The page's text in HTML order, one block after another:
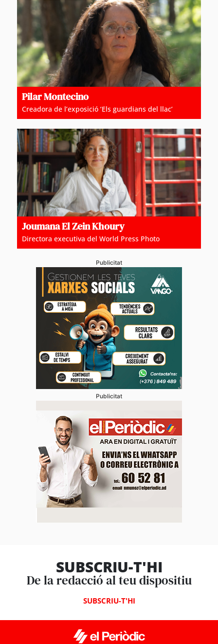
Pilar Montecino
Creadora de l’exposició ‘Els guardians del llac’
Joumana El Zein Khoury
Directora executiva del World Press Photo
Publicitat
Publicitat
SUBSCRIU-T'HI
De la redacció al teu dispositiu
SUBSCRIU-T'HI